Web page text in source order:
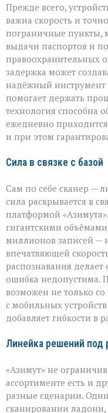
Прежде всего,
важна скорость и
пограничные пункты,
выдачи паспортов и
правоохранительных
задержка может
надёжный
помогает держать
технология способна
ежедневно
и при этом
Сила в связке с базой
Сам по себе сканер —
сила раскрывается в
платформой
гигантскими
миллионов записей —
впечатляющей
распознавания
ошибка недопустима.
возможен не только
с мобильных
добавляет гибкости в
Линейка решений под
«Азимут» не
ассортименте есть и
разные сценарии.
сканировании